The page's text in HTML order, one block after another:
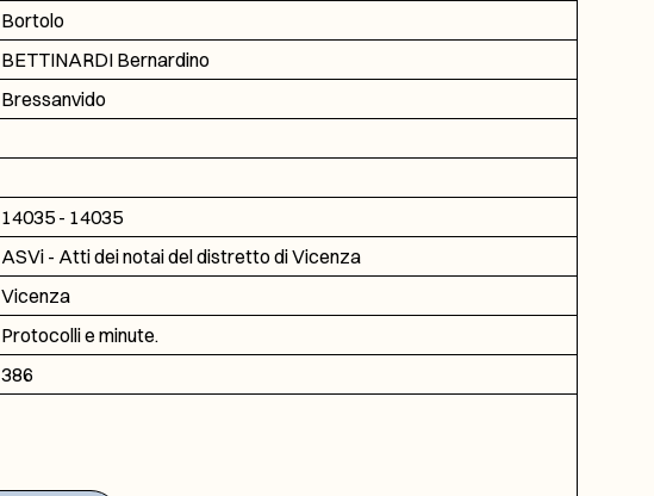
Bortolo
BETTINARDI Bernardino
Bressanvido
14035 - 14035
ASVi - Atti dei notai del distretto di Vicenza
Vicenza
Protocolli e minute.
386